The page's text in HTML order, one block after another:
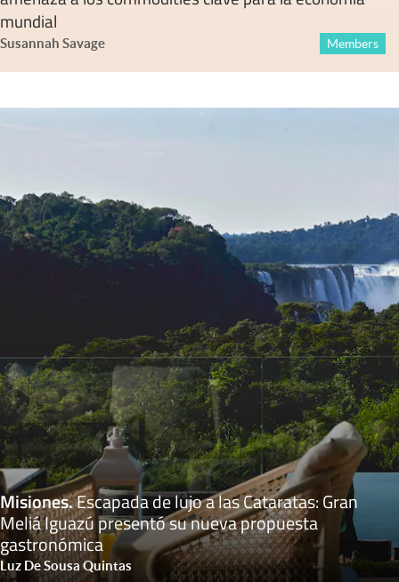
mundial
Susannah Savage Members
Misiones.Escapada de lujo a las Cataratas: Gran
Meliá Iguazú presentó su nueva propuesta
gastronómica
Luz De Sousa Quintas